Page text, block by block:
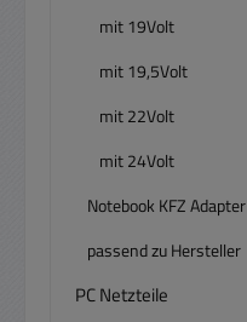
mit 19Volt
mit 19,5Volt
mit 22Volt
mit 24Volt
Notebook KFZ Adapter
passend zu Hersteller
PC Netzteile